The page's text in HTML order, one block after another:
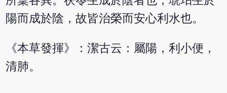
陽而成於陰，故皆治榮而安心利水也。
《本草發揮》：潔古云：屬陽，利小便，
清肺。